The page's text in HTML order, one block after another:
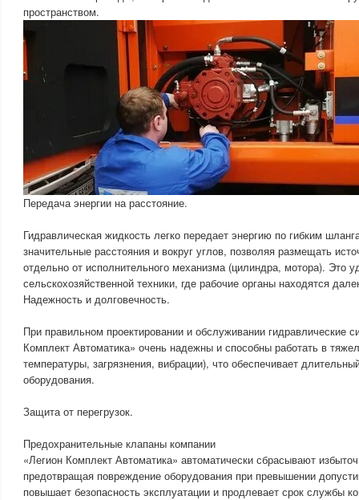
пространством.
Передача энергии на расстояние.
Гидравлическая жидкость легко передает энергию по гибким
значительные расстояния и вокруг углов, позволяя размещать
отдельно от исполнительного механизма (цилиндра, мотора). Это
сельскохозяйственной техники, где рабочие органы находятся
Надежность и долговечность.
При правильном проектировании и обслуживании гидравлические
Комплект Автоматика» очень надежны и способны работать в
температуры, загрязнения, вибрации), что обеспечивает
оборудования.
Защита от перегрузок.
Предохранительные клапаны компании
«Легион Комплект Автоматика» автоматически сбрасывают
предотвращая повреждение оборудования при превышении
повышает безопасность эксплуатации и продлевает срок службы